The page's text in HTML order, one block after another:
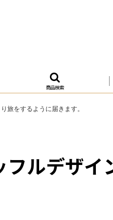
商品検索
旅をするように届きます。
ルデザイ